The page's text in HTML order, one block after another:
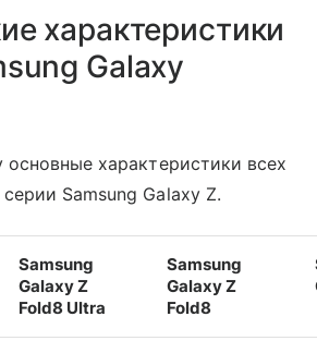
характеристики
Galaxy
характеристики всех
Samsung Galaxy Z.
Samsung
Galaxy Z
Fold8 Ultra
Samsung
Galaxy Z
Fold8